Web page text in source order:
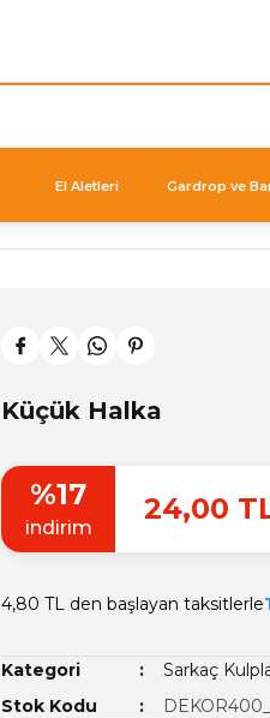
El Aletleri Gardrop ve
Küçük Halka
%17
indirim
24,00
4,80 TL den başlayan taksitlerle
Kategori
Sarkaç
Stok Kodu